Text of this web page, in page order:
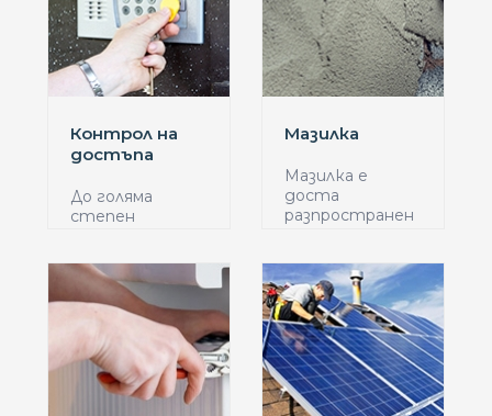
Контрол на
достъпа
До голяма
степен
Мазилка
Мазилка е
доста
разпространен